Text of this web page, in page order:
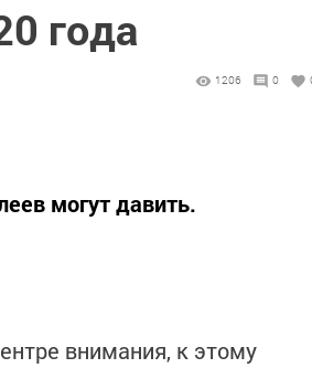
года
1206 0
могут давить.
внимания, к этому